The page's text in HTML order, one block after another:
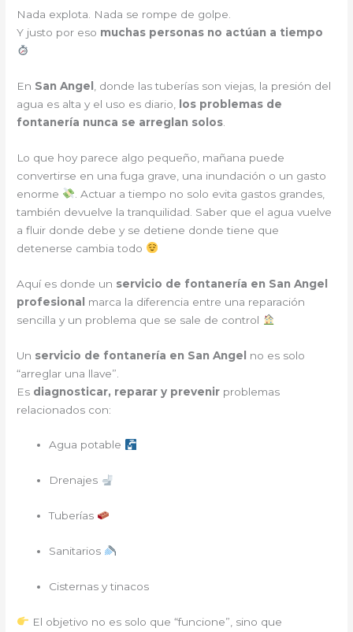
Nada explota. Nada se rompe de golpe.
Y justo por eso muchas personas no actúan a tiempo
En San Angel
, donde las tuberías son viejas, la presión del
agua es alta y el uso es diario,
los problemas de
fontanería nunca se arreglan solos
Lo que hoy parece algo pequeño, mañana puede
convertirse en una fuga grave, una inundación o un gasto
enorme
. Actuar a tiempo no solo evita gastos grandes,
también devuelve la tranquilidad. Saber que el agua vuelve
a fluir donde debe y se detiene donde tiene que
detenerse cambia todo
Aquí es donde un servicio de fontanería en San Angel
profesional
marca la diferencia entre una reparación
sencilla y un problema que se sale de control
Un servicio de fontanería en San Angel no es solo
“arreglar una llave”.
Es diagnosticar, reparar y prevenir problemas
relacionados con:
Agua potable
Drenajes
Tuberías
Sanitarios
Cisternas y tinacos
El objetivo no es solo que “funcione”, sino que